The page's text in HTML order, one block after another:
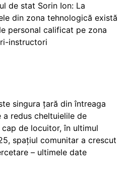
de stat Sorin Ion: La
din zona tehnologică există
personal calificat pe zona
instructori
singura țară din întreaga
a redus cheltuielile de
de locuitor, în ultimul
spațiul comunitar a crescut
– ultimele date